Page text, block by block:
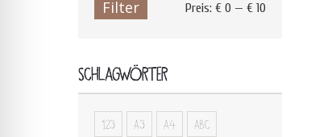
Filter Preis: € 0 — € 10
SCHLAGWÖRTER
123 A3 A4 ABC